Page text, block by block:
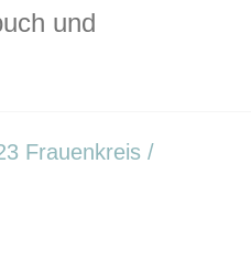
und
Frauenkreis /